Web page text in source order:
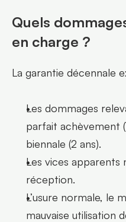
Quels
en charge ?
La garantie décennale
Les dommages
parfait achèvement
biennale (2 ans).
Les vices apparents
réception.
L’usure normale, le
mauvaise utilisation